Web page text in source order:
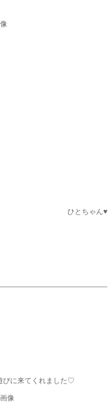
ひとちゃん♥
びに来てくれました♡